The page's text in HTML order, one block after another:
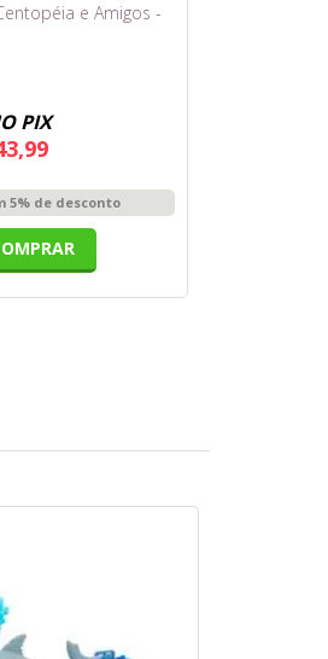
e Amigos -
PIX
5% de desconto